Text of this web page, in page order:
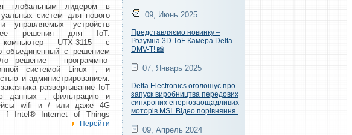
глобальным лидером в
систем для нового
управляемых устройств
решения для IoT:
компьютер UTX-3115 с
объединенный с решением
решение – программно-
системой Linux , и
и администрированием.
развертывание IoT
данных , фильтрацию и
wifi и / или даже 4G
f Intel® Internet of Things
Перейти
09, Июнь 2025
Представляємо новинку –
Розумна 3D ToF Камера Delta
DMV-T! 📸
07, Январь 2025
Delta Electronics оголошує про
запуск виробництва передових
синхроних енергозаощадливих
моторів MSI. Відео порівняння.
09, Апрель 2024